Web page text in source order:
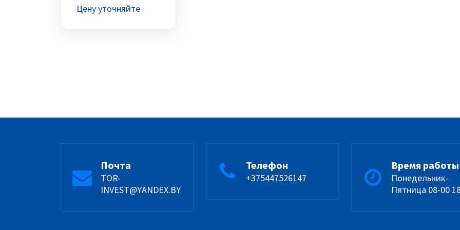
Цену уточняйте
Почта
TOR-
INVEST@YANDEX.BY
Телефон
+375447526147
Время работы
Понедельник-
Пятница 08-00